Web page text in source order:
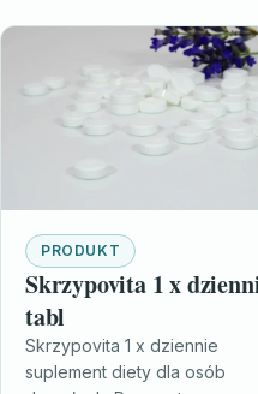
PRODUKT
Skrzypovita 1 x
tabl
Skrzypovita 1 x dziennie
suplement diety dla osób